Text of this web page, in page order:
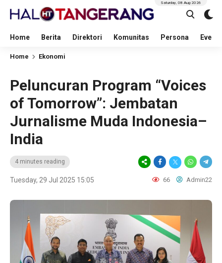
Home Berita Direktori Komunitas Persona Event
Saturday, 08 Aug 2026
Home Ekonomi
Peluncuran Program “Voices
of Tomorrow”: Jembatan
Jurnalisme Muda Indonesia–
India
4 minutes reading
Tuesday, 29 Jul 2025 15:05 66 Admin22